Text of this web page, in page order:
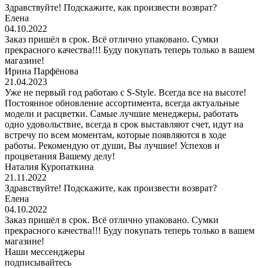
Здравствуйте! Подскажите, как произвести возврат?
Елена
04.10.2022
Заказ пришёл в срок. Всё отлично упаковано. Сумки
прекрасного качества!!! Буду покупать теперь только в вашем
магазине!
Ирина Парфёнова
21.04.2023
Уже не первый год работаю с S-Style. Всегда все на высоте!
Постоянное обновление ассортимента, всегда актуальные
модели и расцветки. Самые лучшие менеджеры, работать
одно удовольствие, всегда в срок выставляют счет, идут на
встречу по всем моментам, которые появляются в ходе
работы. Рекомендую от души, Вы лучшие! Успехов и
процветания Вашему делу!
Наталия Куропаткина
21.11.2022
Здравствуйте! Подскажите, как произвести возврат?
Елена
04.10.2022
Заказ пришёл в срок. Всё отлично упаковано. Сумки
прекрасного качества!!! Буду покупать теперь только в вашем
магазине!
Наши мессенджеры
подписывайтесь